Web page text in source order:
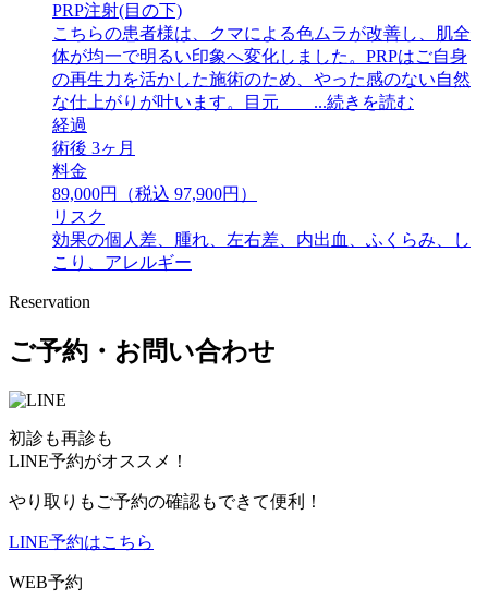
PRP注射(目の下)
こちらの患者様は、クマによる色ムラが改善し、肌全
体が均一で明るい印象へ変化しました。PRPはご自身
の再生力を活かした施術のため、やった感のない自然
な仕上がりが叶います。目元 ...続きを読む
経過
術後 3ヶ月
料金
89,000円（税込 97,900円）
リスク
効果の個人差、腫れ、左右差、内出血、ふくらみ、し
こり、アレルギー
Reservation
ご予約・お問い合わせ
初診も再診も
LINE予約がオススメ！
やり取りもご予約の確認もできて便利！
LINE予約はこちら
WEB予約